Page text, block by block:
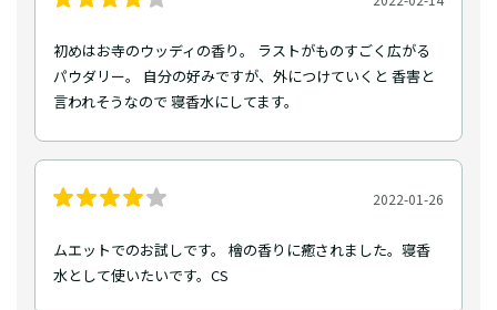
初めはお寺のウッディの香り。 ラストがものすごく広がる
パウダリー。 自分の好みですが、外につけていくと 香害と
言われそうなので 寝香水にしてます。
2022-01-26
ムエットでのお試しです。 檜の香りに癒されました。寝香
水として使いたいです。CS